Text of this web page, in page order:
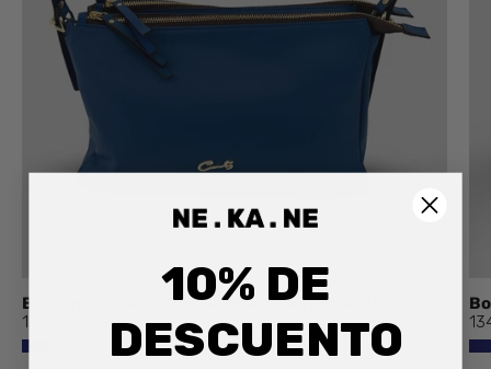
Bolso Hobo CATS Tres Compartimentos AZUL
189,00€
210,00€
10% DE
DESCUENTO